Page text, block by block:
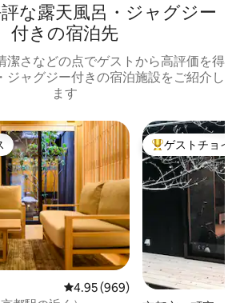
な露天風呂・ジャグジー
付きの宿泊先
潔さなどの点でゲストから高評価を得
ジャグジー付きの宿泊施設をご紹介し
ます
ョイスです。
レビュー969件、5つ星中4.95つ
4.95 (969)
大好評のゲスト
ゲストチョイス